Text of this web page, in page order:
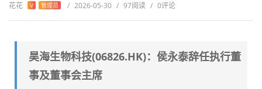
花花 V 管理员 / 2026-05-30 / 97阅读 / 0评论
昊海生物科技(06826.HK)：侯永泰辞任执行董
事及董事会主席